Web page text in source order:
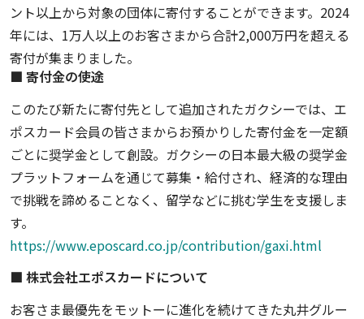
ント以上から対象の団体に寄付することができます。2024
年には、1万人以上のお客さまから合計2,000万円を超える
寄付が集まりました。
■ 寄付金の使途
このたび新たに寄付先として追加されたガクシーでは、エ
ポスカード会員の皆さまからお預かりした寄付金を一定額
ごとに奨学金として創設。ガクシーの日本最大級の奨学金
プラットフォームを通じて募集・給付され、経済的な理由
で挑戦を諦めることなく、留学などに挑む学生を支援しま
す。
https://www.eposcard.co.jp/contribution/gaxi.html
■ 株式会社エポスカードについて
お客さま最優先をモットーに進化を続けてきた丸井グルー